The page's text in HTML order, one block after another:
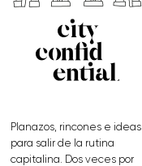
Planazos, rincones e ideas
para salir de la rutina
capitalina. Dos veces por